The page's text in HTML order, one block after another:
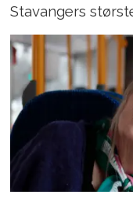
Stavangers